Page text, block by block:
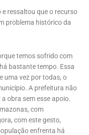
ressaltou que o recurso
problema histórico da
temos sofrido com
bastante tempo. Essa
uma vez por todas, o
A prefeitura não
obra sem esse apoio.
com
com este gesto,
enfrenta há